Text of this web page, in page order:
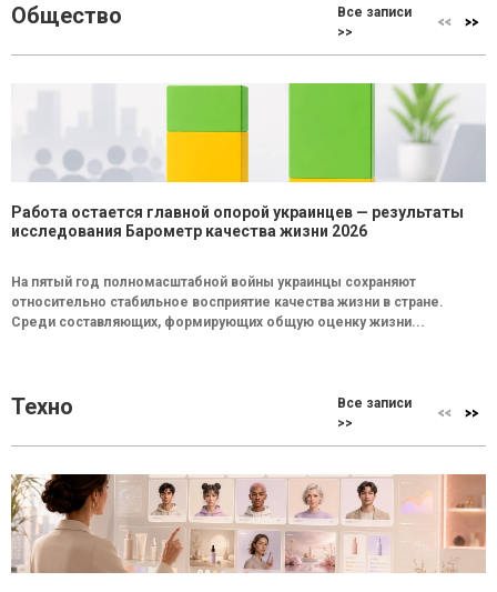
Общество
Все записи
>>
Работа остается главной опорой украинцев — результаты
исследования Барометр качества жизни 2026
На пятый год полномасштабной войны украинцы сохраняют
относительно стабильное восприятие качества жизни в стране.
Среди составляющих, формирующих общую оценку жизни...
Техно
Все записи
>>